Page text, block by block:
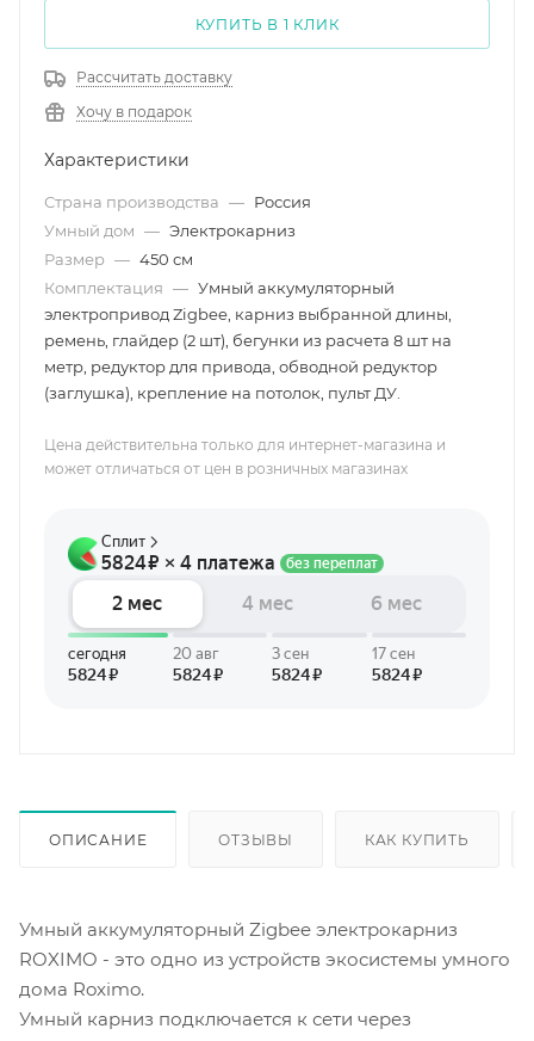
КУПИТЬ В 1 КЛИК
Рассчитать доставку
Хочу в подарок
Характеристики
Страна производства — Россия
Умный дом — Электрокарниз
Размер — 450 см
Комплектация — Умный аккумуляторный
электропривод Zigbee, карниз выбранной длины,
ремень, глайдер (2 шт), бегунки из расчета 8 шт на
метр, редуктор для привода, обводной редуктор
(заглушка), крепление на потолок, пульт ДУ.
Цена действительна только для интернет-магазина и
может отличаться от цен в розничных магазинах
ОПИСАНИЕ ОТЗЫВЫ КАК КУПИТЬ
Умный аккумуляторный Zigbee электрокарниз
ROXIMO - это одно из устройств экосистемы умного
дома Roximo.
Умный карниз подключается к сети через